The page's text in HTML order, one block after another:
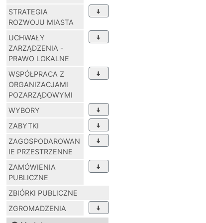
STRATEGIA
ROZWOJU MIASTA
UCHWAŁY
ZARZĄDZENIA -
PRAWO LOKALNE
WSPÓŁPRACA Z
ORGANIZACJAMI
POZARZĄDOWYMI
WYBORY
ZABYTKI
ZAGOSPODAROWAN
IE PRZESTRZENNE
ZAMÓWIENIA
PUBLICZNE
ZBIÓRKI PUBLICZNE
ZGROMADZENIA